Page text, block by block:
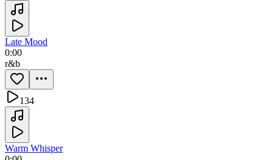
Late Mood
0:00
r&b
134
Warm Whisper